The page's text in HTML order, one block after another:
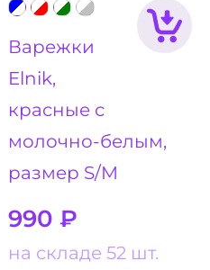
Варежки
Elnik,
красные с
молочно-белым,
размер S/M
990 ₽
на складе 52 шт.